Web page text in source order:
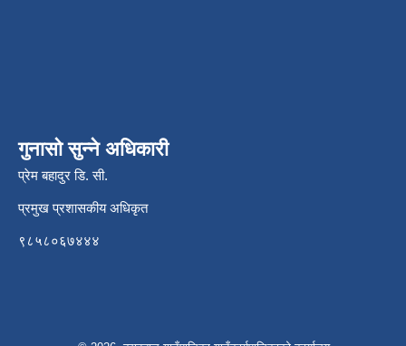
गुनासो सुन्ने अधिकारी
प्रेम बहादुर डि. सी.
प्रमुख प्रशासकीय अधिकृत
९८५८०६७४४४